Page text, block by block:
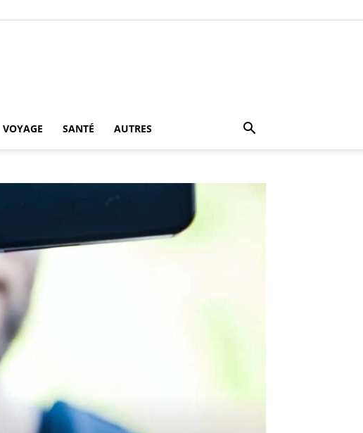
VOYAGE SANTÉ AUTRES